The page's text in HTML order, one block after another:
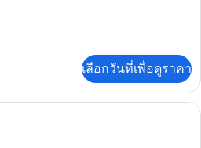
เลือกวันที่เพื่อดูราคา
ห้องจูเนียร์ดับเบิลหรือทวิน | Wi-Fi ฟรี,